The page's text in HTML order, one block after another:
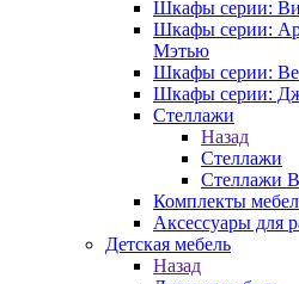
Шкафы серии:
Шкафы серии:
Мэтью
Шкафы серии:
Шкафы серии:
Стеллажи
Назад
Стеллажи
Стеллажи
Комплекты
Аксессуары для
Детская мебель
Назад